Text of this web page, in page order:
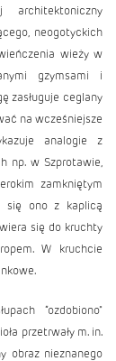
architektoniczny
neogotyckich
wieży w
gzymsami i
zasługuje ceglany
na wcześniejsze
analogie z
np. w Szprotawie,
zamkniętym
się ono z kaplicą
się do kruchty
W kruchcie
“ozdobiono"
przetrwały m. in.
obraz nieznanego